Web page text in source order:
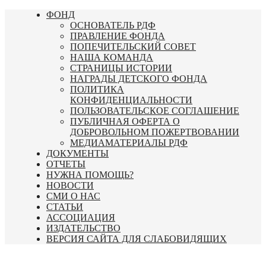
Перейти
ФОНД
ОСНОВАТЕЛЬ РДФ
ПРАВЛЕНИЕ ФОНДА
ПОПЕЧИТЕЛЬСКИЙ СОВЕТ
НАША КОМАНДА
СТРАНИЦЫ ИСТОРИИ
НАГРАДЫ ДЕТСКОГО ФОНДА
ПОЛИТИКА
КОНФИДЕНЦИАЛЬНОСТИ
ПОЛЬЗОВАТЕЛЬСКОЕ СОГЛАШЕНИЕ
ПУБЛИЧНАЯ ОФЕРТА О
ДОБРОВОЛЬНОМ ПОЖЕРТВОВАНИИ
МЕДИАМАТЕРИАЛЫ РДФ
ДОКУМЕНТЫ
ОТЧЕТЫ
НУЖНА ПОМОЩЬ?
НОВОСТИ
СМИ О НАС
СТАТЬИ
АССОЦИАЦИЯ
ИЗДАТЕЛЬСТВО
ВЕРСИЯ САЙТА ДЛЯ СЛАБОВИДЯЩИХ